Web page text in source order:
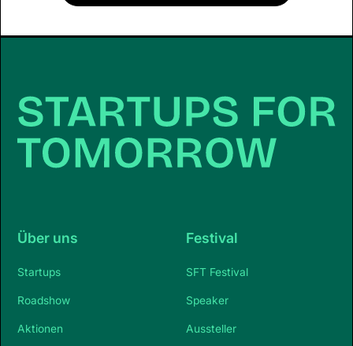
Über uns
Startups
Roadshow
Aktionen
Festival
SFT Festival
Speaker
Aussteller